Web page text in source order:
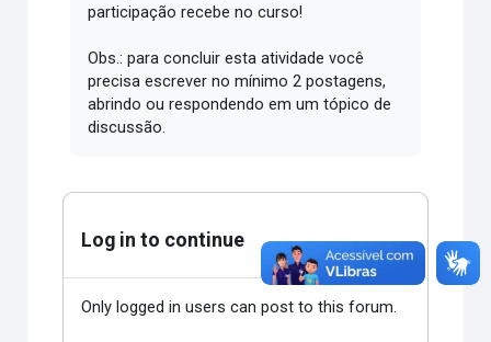
participação recebe no curso!
Obs.: para concluir esta atividade você
precisa escrever no mínimo 2 postagens,
abrindo ou respondendo em um tópico de
discussão.
Log in to continue
Only logged in users can post to this forum.